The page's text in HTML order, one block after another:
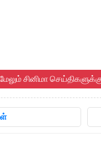
மேலும் சினிமா